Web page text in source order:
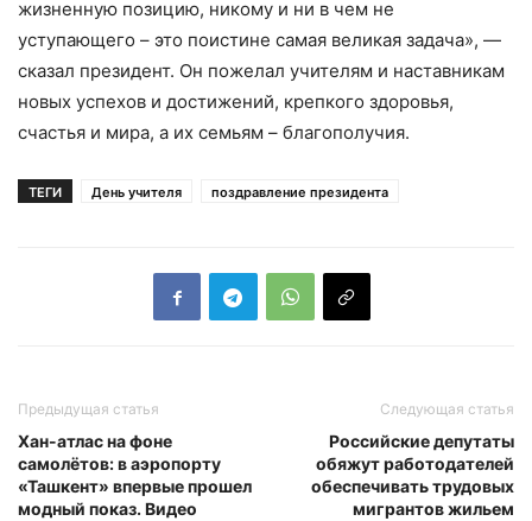
жизненную позицию, никому и ни в чем не
уступающего – это поистине самая великая задача», —
сказал президент. Он пожелал учителям и наставникам
новых успехов и достижений, крепкого здоровья,
счастья и мира, а их семьям – благополучия.
ТЕГИ День учителя поздравление президента
Предыдущая статья
Хан-атлас на фоне
самолётов: в аэропорту
«Ташкент» впервые прошел
модный показ. Видео
Следующая статья
Российские депутаты
обяжут работодателей
обеспечивать трудовых
мигрантов жильем